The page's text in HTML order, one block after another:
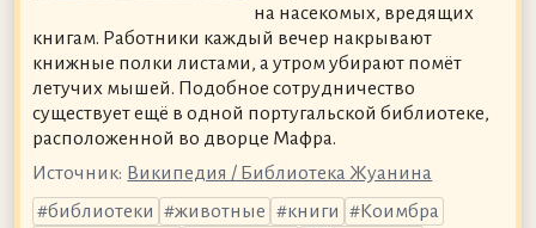
на насекомых, вредящих
книгам. Работники каждый вечер накрывают
книжные полки листами, а утром убирают помёт
летучих мышей. Подобное сотрудничество
существует ещё в одной португальской библиотеке,
расположенной во дворце Мафра.
Источник: Википедия / Библиотека Жуанина
библиотеки
животные книги
Коимбра